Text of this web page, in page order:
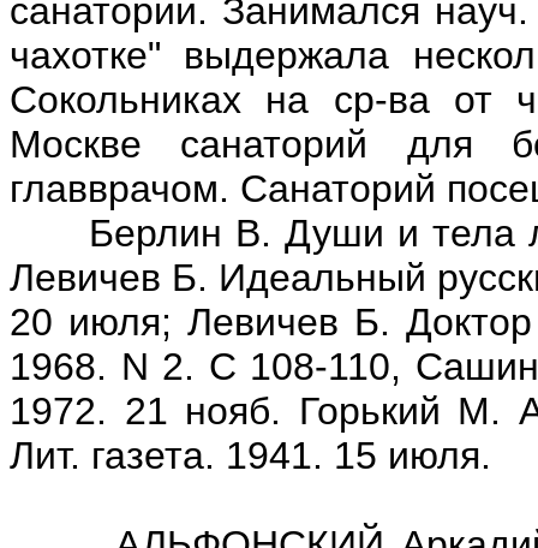
санатории. Занимался
чахотке" выдержала
Сокольниках на ср-ва от
Москве санаторий для
главврачом. Санаторий
Берлин В. Души и тела
Левичев Б. Идеальный
20 июля; Левичев Б.
1968. N 2. С 108-110,
1972. 21 нояб. Горький М.
Лит. газета. 1941. 15 июля.